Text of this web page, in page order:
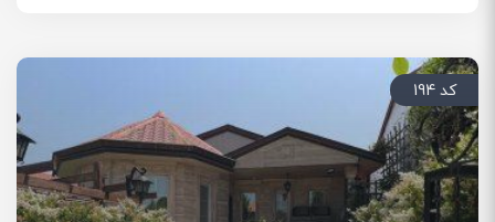
کد 194